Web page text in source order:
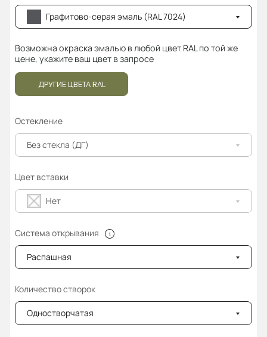
Графитово-серая эмаль (RAL 7024)
Возможна окраска эмалью в любой цвет RAL по той же
цене, укажите ваш цвет в запросе
ДРУГИЕ ЦВЕТА RAL
Остекление
Без стекла (ДГ)
Цвет вставки
Нет
Система открывания
Распашная
Количество створок
Одностворчатая